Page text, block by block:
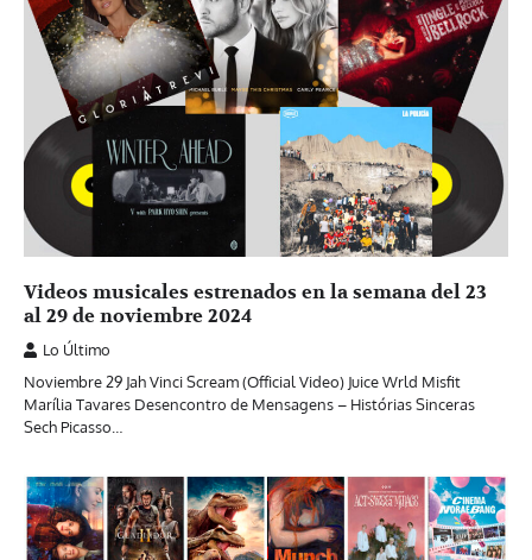
Videos musicales estrenados en la semana del 23
al 29 de noviembre 2024
Lo Último
Noviembre 29 Jah Vinci Scream (Official Video) Juice Wrld Misfit
Marília Tavares Desencontro de Mensagens – Histórias Sinceras
Sech Picasso…